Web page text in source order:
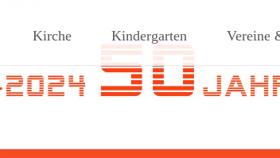
Dorf am Rande
Kirche Kindergarten Vereine